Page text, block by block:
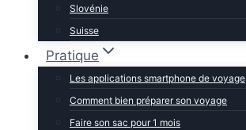
Slovénie
Suisse
Pratique
Les applications smartphone de voyage
Comment bien préparer son voyage
Faire son sac pour 1 mois